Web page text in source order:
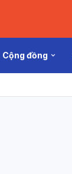
Cộng đồng